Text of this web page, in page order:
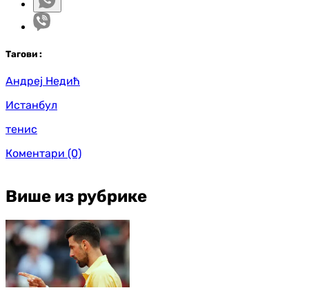
Тагови :
Андреј Недић
Истанбул
тенис
Коментари (0)
Више из рубрике